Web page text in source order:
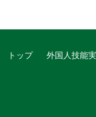
トップ 外国人技能